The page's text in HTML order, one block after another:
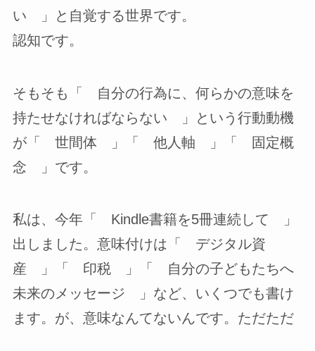
い 」と自覚する世界です。
認知です。
そもそも「 自分の行為に、何らかの意味を
持たせなければならない 」という行動動機
が「 世間体 」「 他人軸 」「 固定概
念 」です。
私は、今年「 Kindle書籍を5冊連続して 」
出しました。意味付けは「 デジタル資
産 」「 印税 」「 自分の子どもたちへ
未来のメッセージ 」など、いくつでも書け
ます。が、意味なんてないんです。ただただ